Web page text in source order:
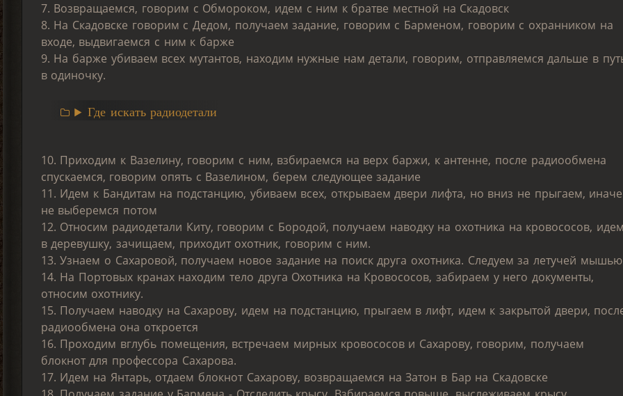
7. Возвращаемся, говорим с Обмороком, идем с ним к братве местной на Скадовск
8. На Скадовске говорим с Дедом, получаем задание, говорим с Барменом, говорим с охранником на
входе, выдвигаемся с ним к барже
9. На барже убиваем всех мутантов, находим нужные нам детали, говорим, отправляемся дальше в
в одиночку.
Где искать радиодетали
10. Приходим к Вазелину, говорим с ним, взбираемся на верх баржи, к антенне, после радиообмена
спускаемся, говорим опять с Вазелином, берем следующее задание
11. Идем к Бандитам на подстанцию, убиваем всех, открываем двери лифта, но вниз не прыгаем, иначе
не выберемся потом
12. Относим радиодетали Киту, говорим с Бородой, получаем наводку на охотника на кровососов, идем
в деревушку, зачищаем, приходит охотник, говорим с ним.
13. Узнаем о Сахаровой, получаем новое задание на поиск друга охотника. Следуем за летучей
14. На Портовых кранах находим тело друга Охотника на Кровососов, забираем у него документы,
относим охотнику.
15. Получаем наводку на Сахарову, идем на подстанцию, прыгаем в лифт, идем к закрытой двери,
радиообмена она откроется
16. Проходим вглубь помещения, встречаем мирных кровососов и Сахарову, говорим, получаем
блокнот для профессора Сахарова.
17. Идем на Янтарь, отдаем блокнот Сахарову, возвращаемся на Затон в Бар на Скадовске